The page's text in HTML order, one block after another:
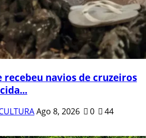
recebeu navios de cruzeiros
Ago 8, 2026 0 44